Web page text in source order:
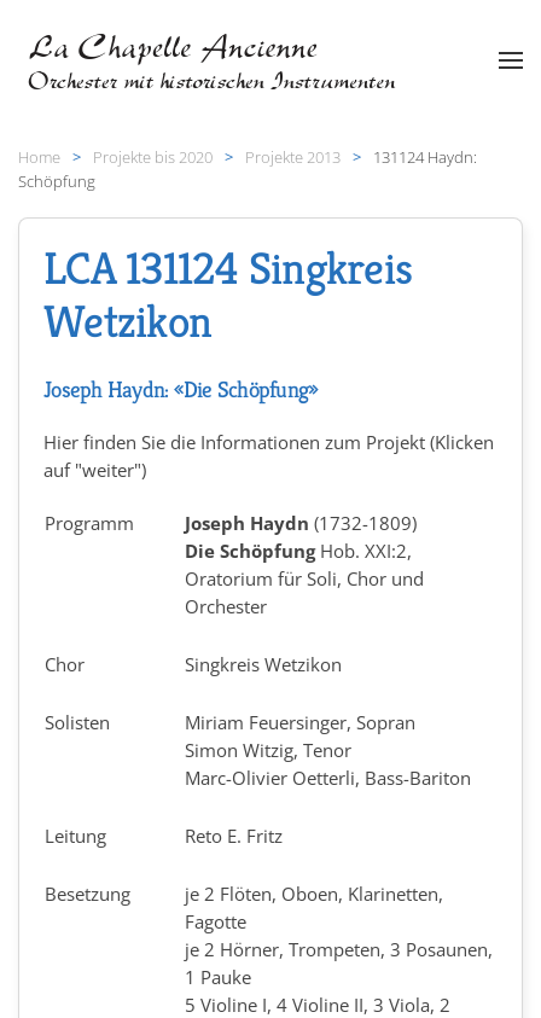
Zum Hauptinhalt springen
Home Projekte bis 2020 Projekte 2013
131124 Haydn:
Schöpfung
LCA 131124 Singkreis
Wetzikon
Joseph Haydn: «Die Schöpfung»
Hier finden Sie die Informationen zum Projekt (Klicken
auf "weiter")
Programm Joseph Haydn (1732-1809)
Die Schöpfung Hob. XXI:2,
Oratorium für Soli, Chor und
Orchester
Chor Singkreis Wetzikon
Solisten
Miriam Feuersinger, Sopran
Simon Witzig, Tenor
Marc-Olivier Oetterli, Bass-Bariton
Leitung Reto E. Fritz
Besetzung
je 2 Flöten, Oboen, Klarinetten,
Fagotte
je 2 Hörner, Trompeten, 3 Posaunen,
1 Pauke
5 Violine I, 4 Violine II, 3 Viola, 2